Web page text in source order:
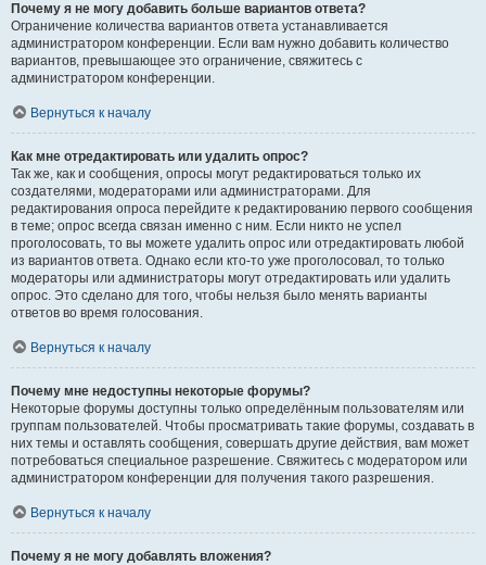
Почему я не могу добавить больше вариантов ответа?
Ограничение количества вариантов ответа устанавливается
администратором конференции. Если вам нужно добавить количество
вариантов, превышающее это ограничение, свяжитесь с
администратором конференции.
Вернуться к началу
Как мне отредактировать или удалить опрос?
Так же, как и сообщения, опросы могут редактироваться только их
создателями, модераторами или администраторами. Для
редактирования опроса перейдите к редактированию первого сообщения
в теме; опрос всегда связан именно с ним. Если никто не успел
проголосовать, то вы можете удалить опрос или отредактировать любой
из вариантов ответа. Однако если кто-то уже проголосовал, то только
модераторы или администраторы могут отредактировать или удалить
опрос. Это сделано для того, чтобы нельзя было менять варианты
ответов во время голосования.
Вернуться к началу
Почему мне недоступны некоторые форумы?
Некоторые форумы доступны только определённым пользователям или
группам пользователей. Чтобы просматривать такие форумы, создавать в
них темы и оставлять сообщения, совершать другие действия, вам может
потребоваться специальное разрешение. Свяжитесь с модератором или
администратором конференции для получения такого разрешения.
Вернуться к началу
Почему я не могу добавлять вложения?